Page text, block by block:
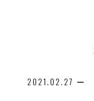
2021.02.27 ー